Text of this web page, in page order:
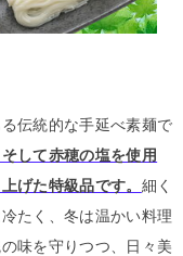
伝統的な手延べ素麺で
して赤穂の塩を使用
げた特級品です。 細く
たく、冬は温かい料理
味を守りつつ、日々美